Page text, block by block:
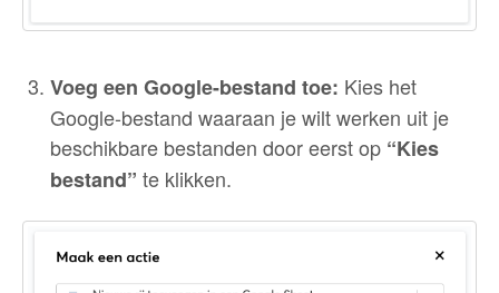
Voeg een Google-bestand toe: Kies het
Google-bestand waaraan je wilt werken uit je
beschikbare bestanden door eerst op “Kies
bestand” te klikken.